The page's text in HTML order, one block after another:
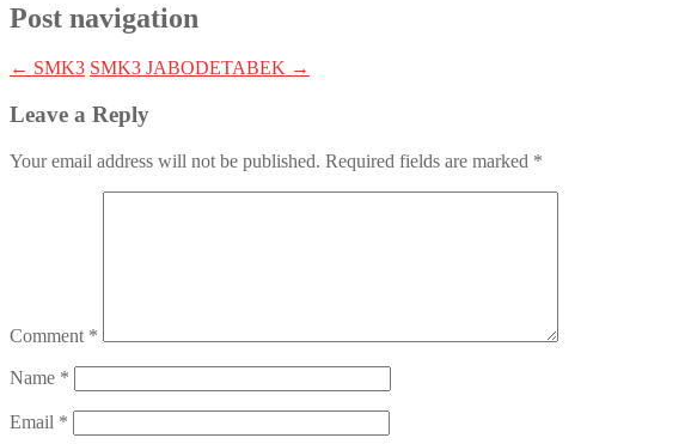
Post navigation
← SMK3 SMK3 JABODETABEK →
Leave a Reply
Your email address will not be published. Required fields are marked *
Comment *
Name *
Email *